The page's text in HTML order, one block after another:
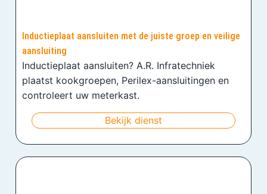
Inductieplaat aansluiten met de juiste groep en veilige
aansluiting
Inductieplaat aansluiten? A.R. Infratechniek
plaatst kookgroepen, Perilex-aansluitingen en
controleert uw meterkast.
Bekijk dienst